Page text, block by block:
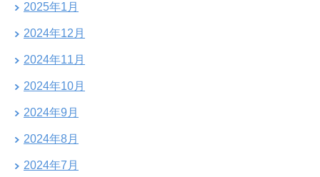
2025年1月
2024年12月
2024年11月
2024年10月
2024年9月
2024年8月
2024年7月